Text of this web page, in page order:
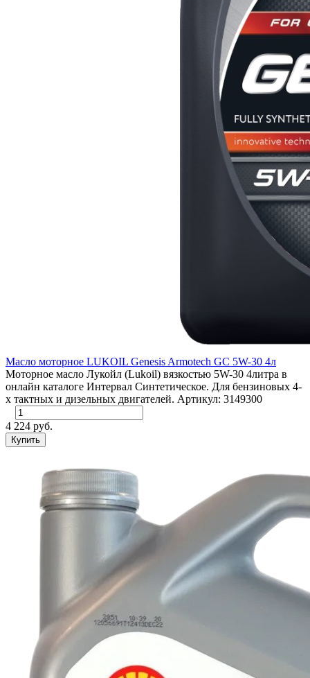
Масло моторное LUKOIL Genesis Armotech GC 5W-30 4л
Моторное масло Лукойл (Lukoil) вязкостью 5W-30 4литра в
онлайн каталоге Интервал Синтетическое. Для бензиновых 4-
х тактных и дизельных двигателей. Артикул: 3149300
4 224 руб.
Купить